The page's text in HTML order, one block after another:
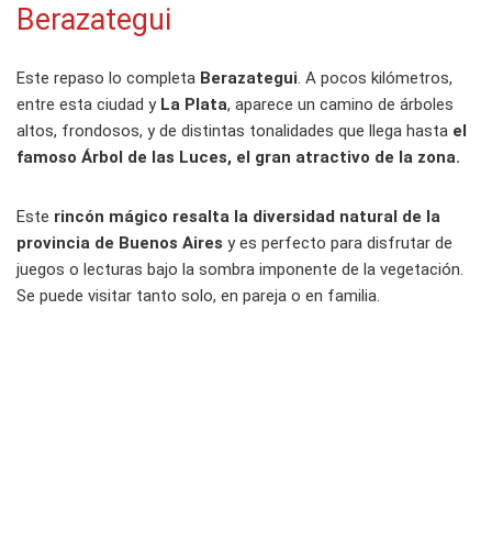
Berazategui
Este repaso lo completa Berazategui. A pocos kilómetros,
entre esta ciudad y La Plata, aparece un camino de árboles
altos, frondosos, y de distintas tonalidades que llega hasta el
famoso Árbol de las Luces, el gran atractivo de la zona.
Este rincón mágico resalta la diversidad natural de la
provincia de Buenos Aires y es perfecto para disfrutar de
juegos o lecturas bajo la sombra imponente de la vegetación.
Se puede visitar tanto solo, en pareja o en familia.